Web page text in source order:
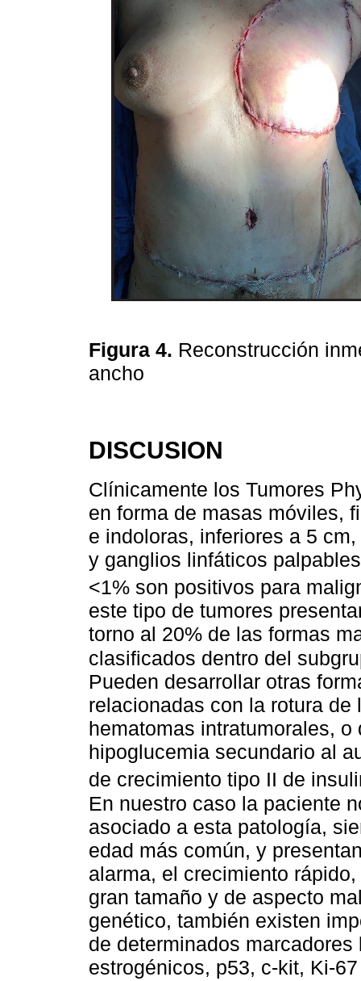
Figura 4. Reconstrucción
ancho
DISCUSION
Clínicamente los Tumores
en forma de masas móviles,
e indoloras, inferiores a 5
y ganglios linfáticos
<1% son positivos para
este tipo de tumores
torno al 20% de las formas
clasificados dentro del
Pueden desarrollar otras
relacionadas con la rotura
hematomas intratumorales,
hipoglucemia secundario al
de crecimiento tipo II de
En nuestro caso la paciente
asociado a esta patología,
edad más común, y
alarma, el crecimiento
gran tamaño y de aspecto
genético, también existen
de determinados
estrogénicos, p53, c-kit, Ki-